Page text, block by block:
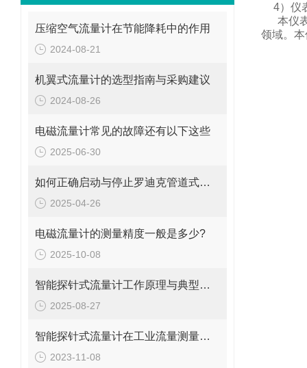
压缩空气流量计在节能降耗中的作用
2024-08-21
机翼式流量计的选型指南与采购建议
2024-08-26
电磁流量计常见的故障还有以下这些
2025-06-30
如何正确启动与停止罗迪克管道式流量计？操作要点要牢记
2025-04-26
电磁流量计的测量精度一般是多少?
2025-10-08
智能探针式流量计工作原理与典型应用
2025-08-27
智能探针式流量计在工业流量测量中的应用
2023-11-08
4）仪
本仪
领域。 本